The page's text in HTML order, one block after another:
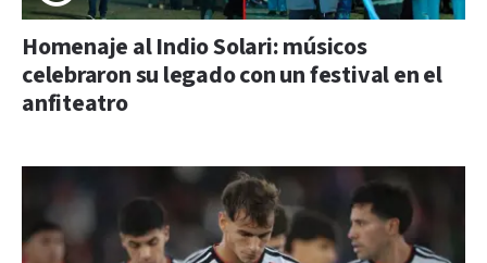
Homenaje al Indio Solari: músicos
celebraron su legado con un festival en el
anfiteatro